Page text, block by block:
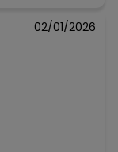
02/01/2026